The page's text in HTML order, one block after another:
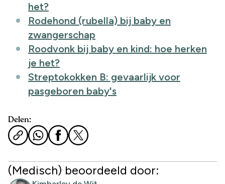
het?
Rodehond (rubella) bij baby en
zwangerschap
Roodvonk bij baby en kind: hoe herken
je het?
Streptokokken B: gevaarlijk voor
pasgeboren baby's
Delen:
(Medisch) beoordeeld door: